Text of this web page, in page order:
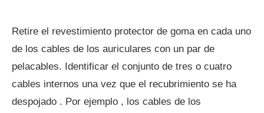
Retire el revestimiento protector de goma en cada uno
de los cables de los auriculares con un par de
pelacables. Identificar el conjunto de tres o cuatro
cables internos una vez que el recubrimiento se ha
despojado . Por ejemplo , los cables de los